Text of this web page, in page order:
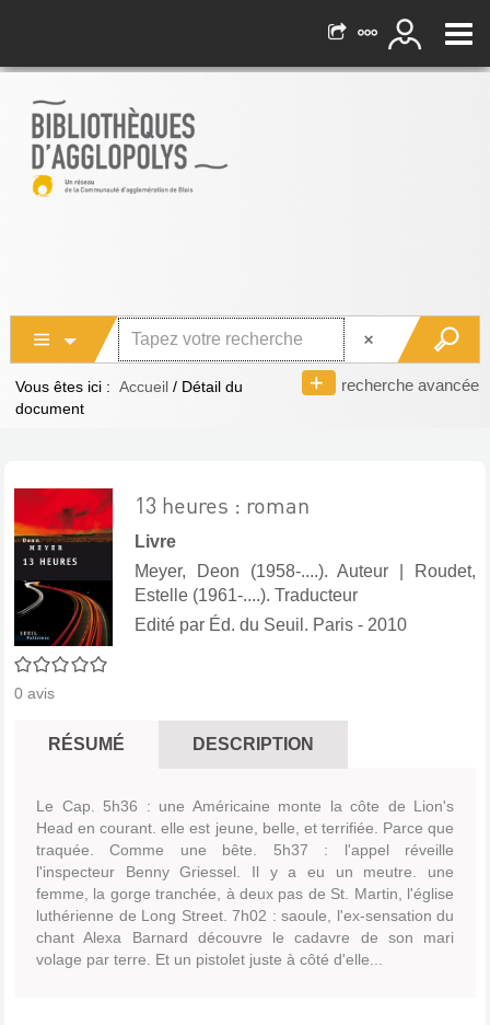
recherche avancée
Vous êtes ici : Accueil / Détail du
document
0/5
0 avis
13 heures : roman
Livre
Meyer, Deon (1958-....). Auteur
Roudet,
Estelle (1961-....). Traducteur
Edité par Éd. du Seuil. Paris - 2010
RÉSUMÉ DESCRIPTION
Le Cap. 5h36 : une Américaine monte la côte de Lion's
Head en courant. elle est jeune, belle, et terrifiée. Parce que
traquée. Comme une bête. 5h37 : l'appel réveille
l'inspecteur Benny Griessel. Il y a eu un meutre. une
femme, la gorge tranchée, à deux pas de St. Martin, l'église
luthérienne de Long Street. 7h02 : saoule, l'ex-sensation du
chant Alexa Barnard découvre le cadavre de son mari
volage par terre. Et un pistolet juste à côté d'elle...